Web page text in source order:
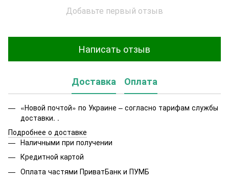
Добавьте первый отзыв
Написать отзыв
Доставка Оплата
«Новой почтой» по Украине – согласно тарифам службы
доставки. .
Подробнее о доставке
Наличными при получении
Кредитной картой
Оплата частями ПриватБанк и ПУМБ